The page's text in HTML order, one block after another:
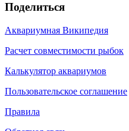
Поделиться
Аквариумная Википедия
Расчет совместимости рыбок
Калькулятор аквариумов
Пользовательское соглашение
Правила